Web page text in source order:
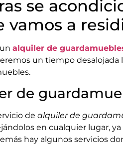
se
vamos a
alquiler de
un tiempo desalojada
de
de alquiler de
en cualquier lugar,
hay algunos servicios